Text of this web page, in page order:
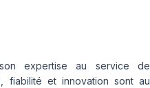
expertise au service de
fiabilité et innovation sont au